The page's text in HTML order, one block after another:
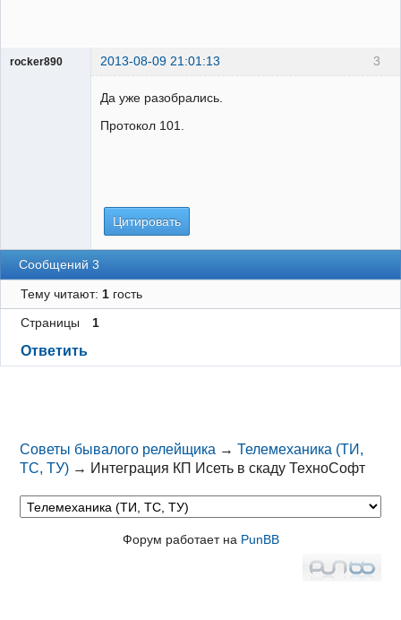
3
rocker890 2013-08-09 21:01:13
ГИПроектировщик
Да уже разобрались.
Протокол 101.
Цитировать
Сообщений 3
Тему читают: 1гость
Страницы 1
Ответить
Советы бывалого релейщика →Телемеханика (ТИ,
ТС, ТУ) → Интеграция КП Исеть в скаду ТехноСофт
Форум работает на PunBB